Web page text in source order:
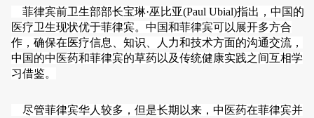
菲律宾前卫生部部长宝琳·巫比亚(Paul Ubial)指出，中国的
医疗卫生现状优于菲律宾。中国和菲律宾可以展开多方合
作，确保在医疗信息、知识、人力和技术方面的沟通交流，
中国的中医药和菲律宾的草药以及传统健康实践之间互相学
习借鉴。
尽管菲律宾华人较多，但是长期以来，中医药在菲律宾并